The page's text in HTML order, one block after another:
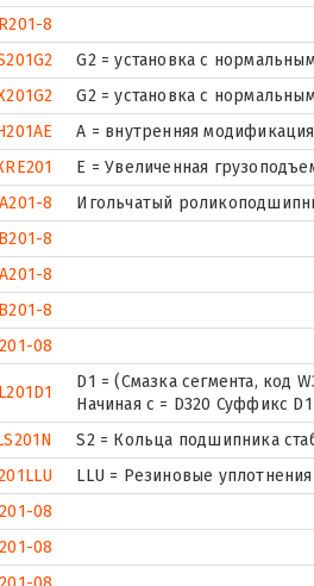
8
G2 = установка с
G2 = установка с
A = внутренняя
Е = Увеличенная
8
Игольчатый
8
8
8
08
D1 = (Смазка сегмента, код
Начиная с = D320 Суффикс
S2 = Кольца подшипника
LLU = Резиновые
08
08